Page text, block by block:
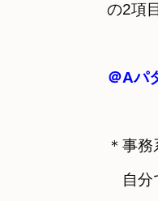
の2項
＠Aパ
＊事